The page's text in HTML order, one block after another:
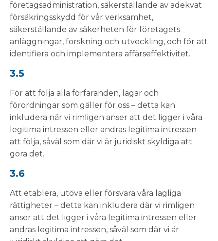
företagsadministration, säkerställande av adekvat
försäkringsskydd för vår verksamhet,
säkerställande av säkerheten för företagets
anläggningar, forskning och utveckling, och för att
identifiera och implementera affärseffektivitet.
3.5
För att följa alla förfaranden, lagar och
förordningar som gäller för oss – detta kan
inkludera när vi rimligen anser att det ligger i våra
legitima intressen eller andras legitima intressen
att följa, såväl som där vi är juridiskt skyldiga att
göra det.
3.6
Att etablera, utöva eller försvara våra lagliga
rättigheter – detta kan inkludera där vi rimligen
anser att det ligger i våra legitima intressen eller
andras legitima intressen, såväl som där vi är